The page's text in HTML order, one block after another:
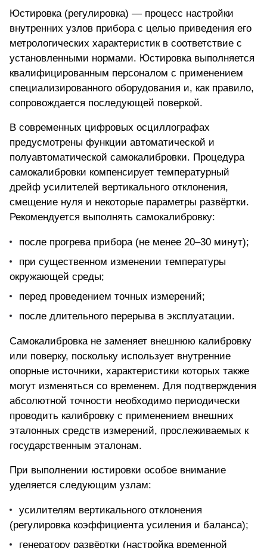
Юстировка (регулировка) — процесс настройки
внутренних узлов приборас целью приведения его
метрологических характеристик в соответствие с
установленными нормами. Юстировка выполняется
квалифицированным персоналом с применением
специализированного оборудования и, как правило,
сопровождается последующей поверкой.
В современных цифровых осциллографах
предусмотрены функции автоматической и
полуавтоматической самокалибровки. Процедура
самокалибровки компенсирует температурный
дрейф усилителей вертикального отклонения,
смещение нуля и некоторые параметры развёртки.
Рекомендуется выполнять самокалибровку:
после прогрева прибора (не менее 20–30 минут);
при существенном изменении температуры
окружающей среды;
перед проведением точных измерений;
после длительного перерыва в эксплуатации.
Самокалибровка не заменяет внешнюю калибровку
или поверку, поскольку использует внутренние
опорные источники, характеристики которых также
могут изменяться со временем. Для подтверждения
абсолютной точности необходимо периодически
проводить калибровку с применением внешних
эталонных средств измерений, прослеживаемых к
государственным эталонам.
При выполнении юстировки особое внимание
уделяется следующим узлам:
усилителям вертикального отклонения
(регулировка коэффициента усиления и баланса);
генератору развёртки (настройка временной